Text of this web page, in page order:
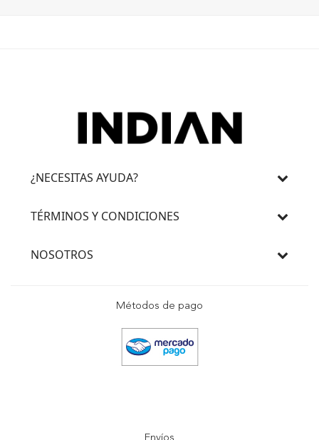
¿NECESITAS AYUDA?
TÉRMINOS Y CONDICIONES
NOSOTROS
Métodos de pago